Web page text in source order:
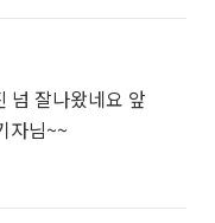
넘 잘나왔네요 앞
자님~~